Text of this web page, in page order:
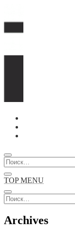
Перейти
содержимому
Найти:
TOP MENU
Найти:
Archives